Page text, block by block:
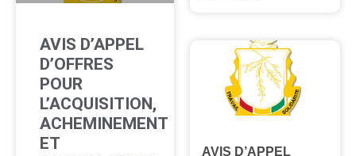
AVIS D’APPEL
D’OFFRES
POUR
L’ACQUISITION,
ACHEMINEMENT
ET
AVIS D’APPEL